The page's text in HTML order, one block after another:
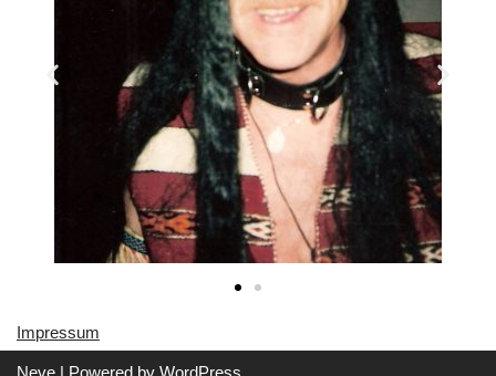
Impressum
Neve | Powered by WordPress